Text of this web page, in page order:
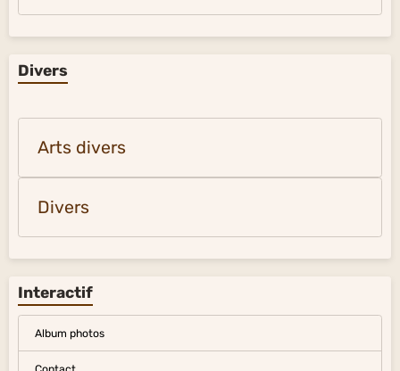
Montagnes et glaciers du monde
Déserts du monde
Arts divers